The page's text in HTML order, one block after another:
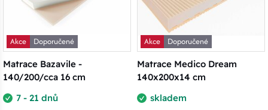
Akce
Doporučené
Matrace Bazavile -
140/200/cca 16 cm
7 - 21 dnů
Akce
Doporučené
Matrace Medico Dream
140x200x14 cm
skladem